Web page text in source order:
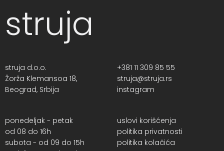
struja
struja d.o.o.
Žorža Klemansoa 18,
Beograd, Srbija
+381 11 309 85 55
struja@struja.rs
instagram
ponedeljak - petak
od 08 do 16h
subota - od 09 do 15h
uslovi korišćenja
politika privatnosti
politika kolačića